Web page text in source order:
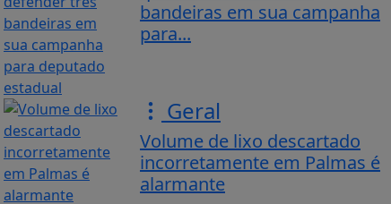
bandeiras em sua campanha
para...
Geral
Volume de lixo descartado
incorretamente em Palmas é
alarmante